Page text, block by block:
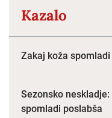
Kazalo
Zakaj koža
Sezonsko
spomladi poslabša